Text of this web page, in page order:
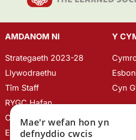
AMDANOM NI
Strategaeth 2023-28
Llywodraethu
Tîm Staff
RYGC Hafan
Canllawiau brandio
Ein Hanes
Y
Cyn
Mae'r wefan hon yn
defnyddio cwcis